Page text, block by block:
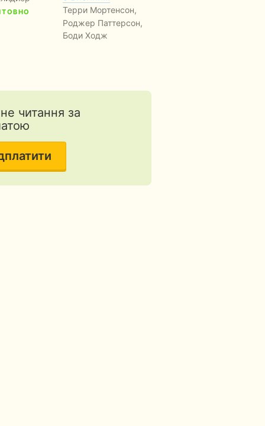
Терри Мортенсон,
Роджер Паттерсон,
Боди Ходж
читання за